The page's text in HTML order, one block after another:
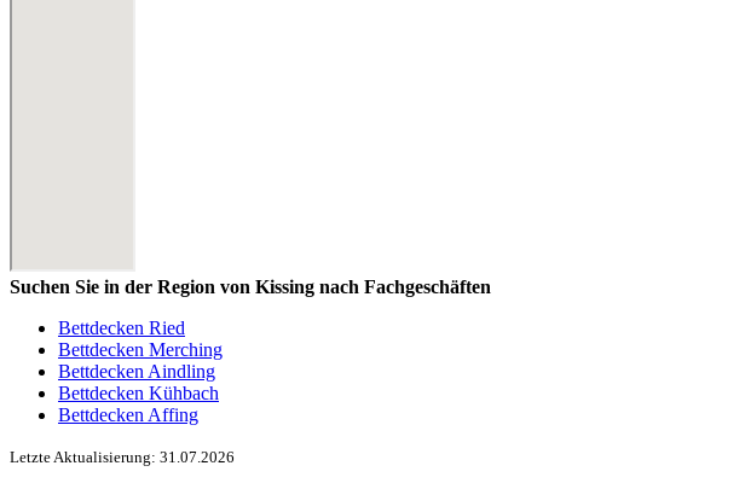
Suchen Sie in der Region von Kissing nach Fachgeschäften
Bettdecken Ried
Bettdecken Merching
Bettdecken Aindling
Bettdecken Kühbach
Bettdecken Affing
Letzte Aktualisierung: 31.07.2026